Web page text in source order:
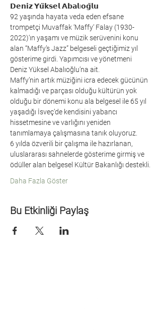
𝗗𝗲𝗻𝗶𝘇 𝗬𝘂̈𝗸𝘀𝗲𝗹 𝗔𝗯𝗮𝗹ı𝗼𝗴̆𝗹𝘂
92 yaşında hayata veda eden efsane
trompetçi Muvaffak ‘Maffy‘ Falay (1930-
2022)‘ın yaşamı ve müzik serüvenini konu
alan “Maffy’s Jazz” belgeseli geçtiğimiz yıl
gösterime girdi. Yapımcısı ve yönetmeni
Deniz Yüksel Abalıoğlu’na ait.
Maffy’nin artık müziğini icra edecek gücünün
kalmadığı ve parçası olduğu kültürün yok
olduğu bir dönemi konu ala belgesel ile 65 yıl
yaşadığı İsveç’de kendisini yabancı
hissetmesine ve varlığını yeniden
tanımlamaya çalışmasına tanık oluyoruz.
6 yılda özverili bir çalışma ile hazırlanan,
uluslararası sahnelerde gösterime girmiş ve
ödüller alan belgesel Kültür Bakanlığı destekli.
Daha Fazla Göster
Bu Etkinliği Paylaş